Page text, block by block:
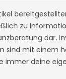
zu
dar.
sind mit einem
immer deine